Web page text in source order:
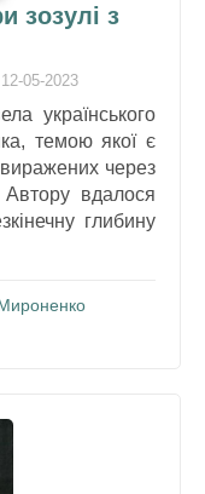
зозулі з
12-05-2023
українського
темою якої є
виражених через
Автору вдалося
глибину
Мироненко